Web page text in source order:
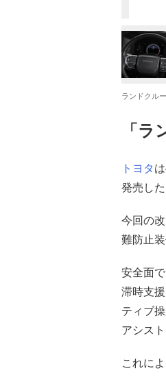
ランドクル
「
トヨタ
発売し
今回の
難防止
安全面
滞時支
ティブ
アシス
これに